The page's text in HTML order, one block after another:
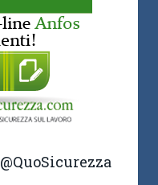
@QuoSicurezza